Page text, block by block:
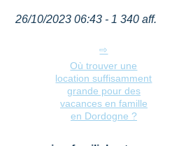
26/10/2023 06:43 - 1 340 aff.
Où trouver une
location suffisamment
grande pour des
vacances en famille
en Dordogne ?